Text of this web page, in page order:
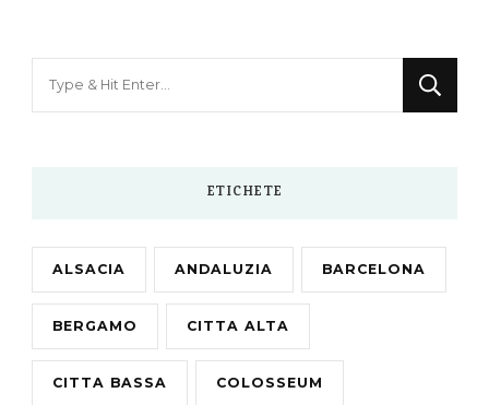
ETICHETE
ALSACIA ANDALUZIA BARCELONA
BERGAMO CITTA ALTA
CITTA BASSA COLOSSEUM